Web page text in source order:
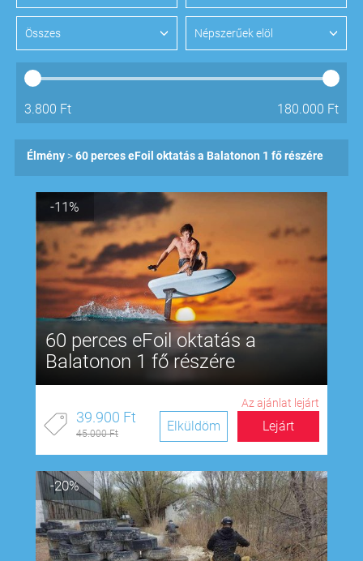
Összes Népszerűek elöl
3.800 Ft 180.000 Ft
Élmény 60 perces eFoil oktatás a Balatonon 1 fő részére
-11%
60 perces eFoil oktatás a
Balatonon 1 fő részére
Az ajánlat lejárt
39.900 Ft
45.000 Ft Lejárt
Elküldöm
-20%